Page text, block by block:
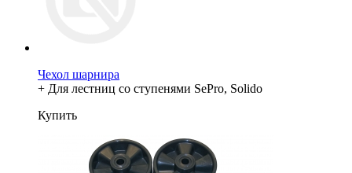
Чехол шарнира
+ Для лестниц со ступенями SePro, Solido
Купить